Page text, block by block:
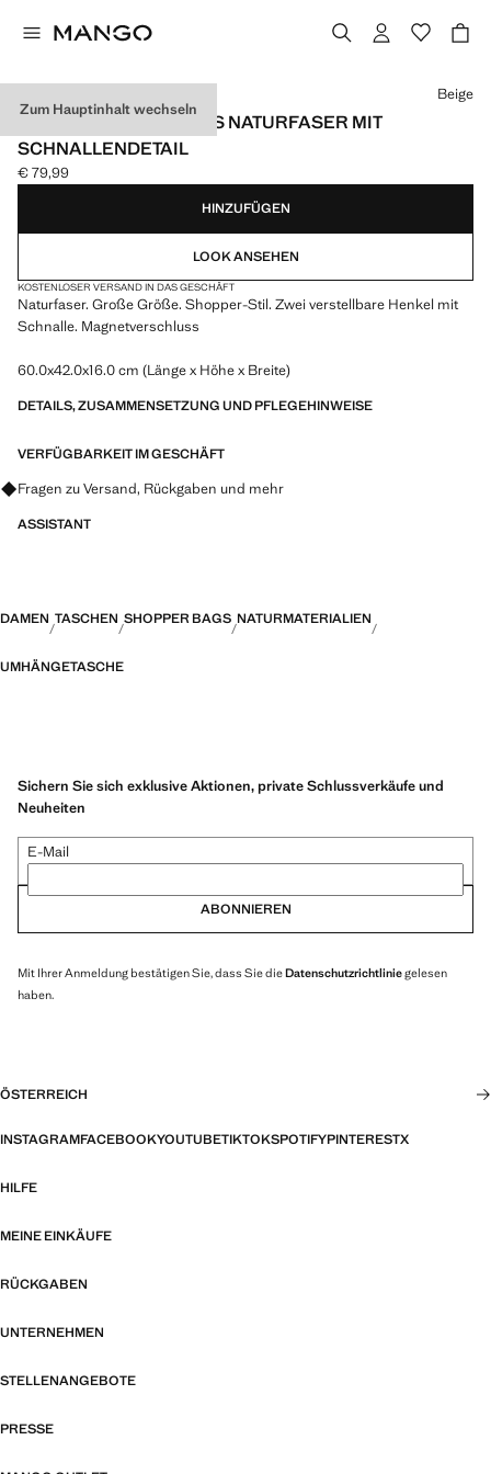
Zum Hauptinhalt wechseln
SHOPPER-TASCHE AUS NATURFASER MIT
SCHNALLENDETAIL
Aktueller Preis [€ 79,99 ]
€ 79,99
Wählen Sie eine Farbe
Beige
HINZUFÜGEN
LOOK ANSEHEN
KOSTENLOSER VERSAND IN DAS GESCHÄFT
Naturfaser. Große Größe. Shopper-Stil. Zwei verstellbare Henkel mit
Schnalle. Magnetverschluss
60.0x42.0x16.0 cm (Länge x Höhe x Breite)
DETAILS, ZUSAMMENSETZUNG UND PFLEGEHINWEISE
VERFÜGBARKEIT IM GESCHÄFT
Fragen zu Versand, Rückgaben und mehr
ASSISTANT
DAMEN TASCHEN SHOPPER BAGS NATURMATERIALIEN
UMHÄNGETASCHE
Sichern Sie sich exklusive Aktionen, private Schlussverkäufe und
Neuheiten
E-Mail
ABONNIEREN
Mit Ihrer Anmeldung bestätigen Sie, dass Sie dieDatenschutzrichtliniegelesen
haben.
ÖSTERREICH
INSTAGRAMFACEBOOKYOUTUBETIKTOKSPOTIFYPINTERESTX
HILFE
MEINE EINKÄUFE
RÜCKGABEN
UNTERNEHMEN
STELLENANGEBOTE
PRESSE